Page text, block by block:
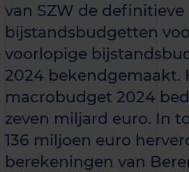
van SZW de definitieve
bijstandsbudgetten
voorlopige
2024 bekendgemaakt.
macrobudget 2024
zeven miljard euro. In
136 miljoen euro
berekeningen van